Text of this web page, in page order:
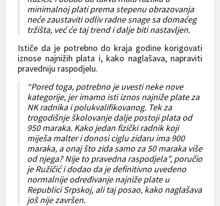
minimalnoj plati prema stepenu obrazovanja
neće zaustaviti odliv radne snage sa domaćeg
tržišta, već će taj trend i dalje biti nastavljen.
Ističe da je potrebno do kraja godine korigovati
iznose najnižih plata i, kako naglašava, napraviti
pravedniju raspodjelu.
“Pored toga, potrebno je uvesti neke nove
kategorije, jer imamo isti iznos najniže plate za
NK radnika i polukvalifikovanog. Tek za
trogodišnje školovanje dalje postoji plata od
950 maraka. Kako jedan fizički radnik koji
miješa malter i donosi ciglu zidaru ima 900
maraka, a onaj što zida samo za 50 maraka više
od njega? Nije to pravedna raspodjela”, poručio
je Ružičić i dodao da je definitivno uvedeno
normalnije određivanje najniže plate u
Republici Srpskoj, ali taj posao, kako naglašava
još nije završen.